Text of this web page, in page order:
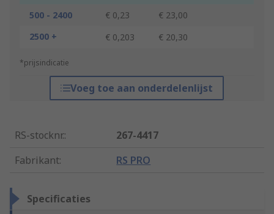
500 - 2400
€ 0,23
€ 23,00
2500 +
€ 0,203 € 20,30
*prijsindicatie
Voeg toe aan onderdelenlijst
RS-stocknr.:
267-4417
Fabrikant: RS PRO
Specificaties